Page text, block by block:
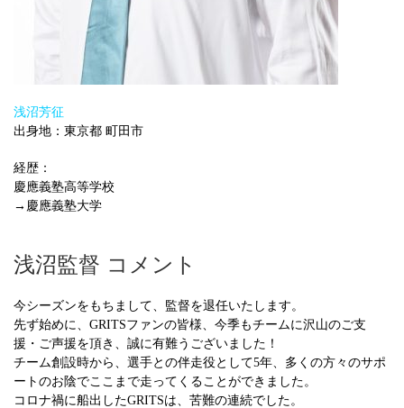
浅沼芳征
出身地：東京都 町田市
経歴：
慶應義塾高等学校
→慶應義塾大学
浅沼監督 コメント
今シーズンをもちまして、監督を退任いたします。
先ず始めに、GRITSファンの皆様、今季もチームに沢山のご支
援・ご声援を頂き、誠に有難うございました！
チーム創設時から、選手との伴走役として5年、多くの方々のサポ
ートのお陰でここまで走ってくることができました。
コロナ禍に船出したGRITSは、苦難の連続でした。